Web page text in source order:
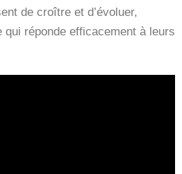
de croître et d’évoluer,
qui réponde efficacement à leurs